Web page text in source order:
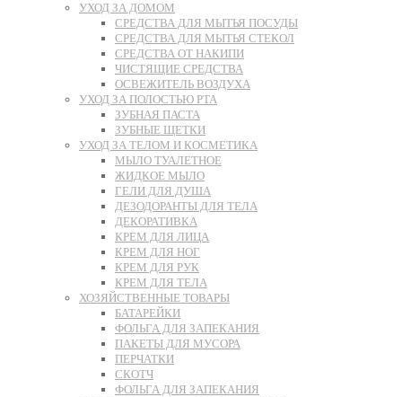
УХОД ЗА ДОМОМ
СРЕДСТВА ДЛЯ МЫТЬЯ ПОСУДЫ
СРЕДСТВА ДЛЯ МЫТЬЯ СТЕКОЛ
СРЕДСТВА ОТ НАКИПИ
ЧИСТЯЩИЕ СРЕДСТВА
ОСВЕЖИТЕЛЬ ВОЗДУХА
УХОД ЗА ПОЛОСТЬЮ РТА
ЗУБНАЯ ПАСТА
ЗУБНЫЕ ЩЕТКИ
УХОД ЗА ТЕЛОМ И КОСМЕТИКА
МЫЛО ТУАЛЕТНОЕ
ЖИДКОЕ МЫЛО
ГЕЛИ ДЛЯ ДУША
ДЕЗОДОРАНТЫ ДЛЯ ТЕЛА
ДЕКОРАТИВКА
КРЕМ ДЛЯ ЛИЦА
КРЕМ ДЛЯ НОГ
КРЕМ ДЛЯ РУК
КРЕМ ДЛЯ ТЕЛА
ХОЗЯЙСТВЕННЫЕ ТОВАРЫ
БАТАРЕЙКИ
ФОЛЬГА ДЛЯ ЗАПЕКАНИЯ
ПАКЕТЫ ДЛЯ МУСОРА
ПЕРЧАТКИ
СКОТЧ
ФОЛЬГА ДЛЯ ЗАПЕКАНИЯ